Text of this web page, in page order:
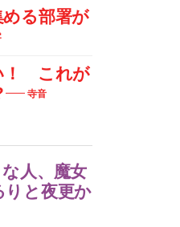
る部署が
！ これが
寺音
人、魔女
りと夜更か